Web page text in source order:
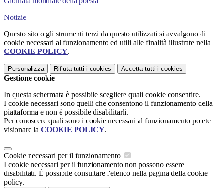
Notizie
Questo sito o gli strumenti terzi da questo utilizzati si avvalgono di
cookie necessari al funzionamento ed utili alle finalità illustrate nella
COOKIE POLICY.
Personalizza Rifiuta tutti i cookies Accetta tutti i cookies
Gestione cookie
In questa schermata è possibile scegliere quali cookie consentire.
I cookie necessari sono quelli che consentono il funzionamento della
piattaforma e non è possibile disabilitarli.
Per conoscere quali sono i cookie necessari al funzionamento potete
visionare la COOKIE POLICY.
Cookie necessari per il funzionamento
I cookie necessari per il funzionamento non possono essere
disabilitati. È possibile consultare l'elenco nella pagina della cookie
policy.